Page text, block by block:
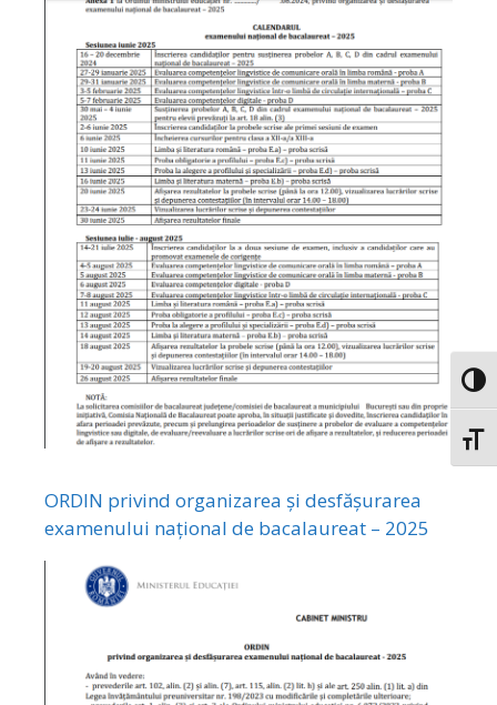
ORDIN privind organizarea și desfășurarea
examenului național de bacalaureat – 2025